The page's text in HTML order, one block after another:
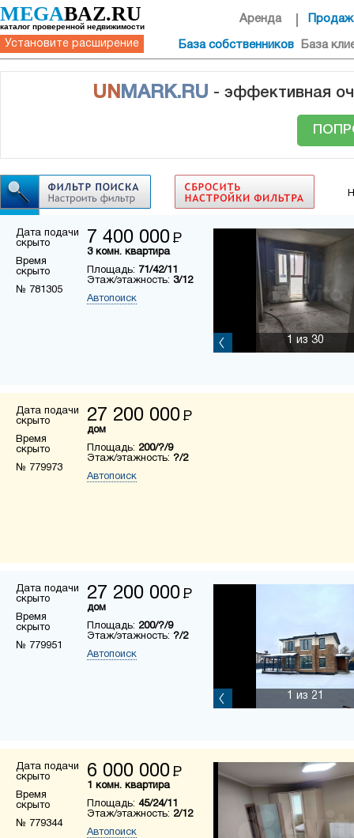
MEGABAZ.RU
каталог проверенной недвижимости
Установите расширение
Аренда
База собственников База
UN MARK.RU - эффективная
Дата подачи
скрыто
Время
скрыто
№ 781305
7 400 000 Р
3 комн. квартира
Площадь: 71/42/11
Этаж/этажность: 3/12
Автопоиск
1 из 30
Дата подачи
скрыто
Время
скрыто
№ 779973
27 200 000 Р
дом
Площадь: 200/?/9
Этаж/этажность: ?/2
Автопоиск
Дата подачи
скрыто
Время
скрыто
№ 779951
27 200 000 Р
дом
Площадь: 200/?/9
Этаж/этажность: ?/2
Автопоиск
1 из 21
Дата подачи
скрыто
Время
скрыто
№ 779344
6 000 000 Р
1 комн. квартира
Площадь: 45/24/11
Этаж/этажность: 2/12
Автопоиск